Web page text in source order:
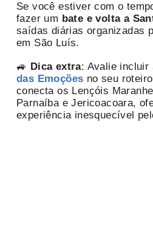
Se você estiver com o
fazer um bate e volta a
saídas diárias organizadas
em São Luís.
🚙 Dica extra: Avalie incluir
das Emoções no seu
conecta os Lençóis
Parnaíba e Jericoacoara,
experiência inesquecível